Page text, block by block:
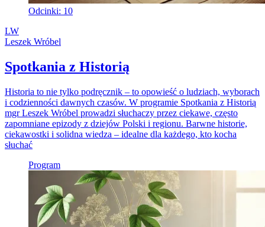
Odcinki: 10
LW
Leszek Wróbel
Spotkania z Historią
Historia to nie tylko podręcznik – to opowieść o ludziach, wyborach
i codzienności dawnych czasów. W programie Spotkania z Historią
mgr Leszek Wróbel prowadzi słuchaczy przez ciekawe, często
zapomniane epizody z dziejów Polski i regionu. Barwne historie,
ciekawostki i solidna wiedza – idealne dla każdego, kto kocha
słuchać
Program